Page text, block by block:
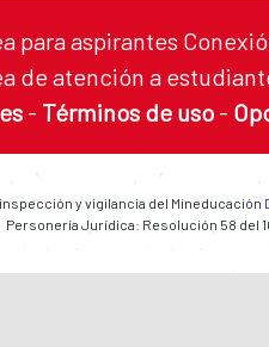
para aspirantes
de atención a
- Términos de uso -
y vigilancia del Mineducación
Personería Jurídica: Resolución 58 del